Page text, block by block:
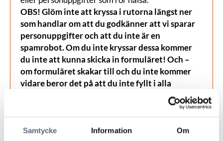
Samtycke Information Om
OBS! Glöm inte att kryssa i rutorna längst ner
som handlar om att du godkänner att vi sparar
personuppgifter och att du inte är en
spamrobot. Om du inte kryssar dessa kommer
du inte att kunna skicka in formuläret! Och –
om formuläret skakar till och du inte kommer
vidare beror det på att du inte fyllt i alla
Vad gäller din fråga?